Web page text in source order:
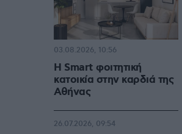
Η Smart φοιτητική
κατοικία στην καρδιά της
Αθήνας
03.08.2026, 10:56
26.07.2026, 09:54